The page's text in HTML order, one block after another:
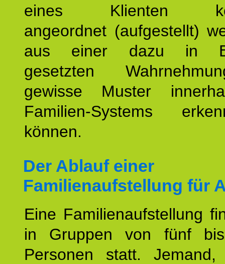
eines Klienten
angeordnet (aufgestellt)
aus einer dazu in
gesetzten
gewisse Muster
Familien-Systems
können.
Der Ablauf einer
Familienaufstellung für
Eine Familienaufstellung
in Gruppen von fünf
Personen statt.